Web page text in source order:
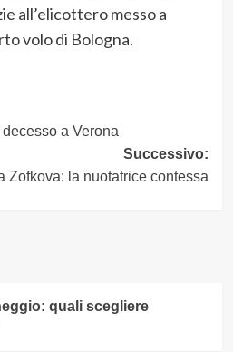
all’elicottero messo a
volo di Bologna.
a Verona
Successivo:
Zofkova: la nuotatrice contessa
quali scegliere